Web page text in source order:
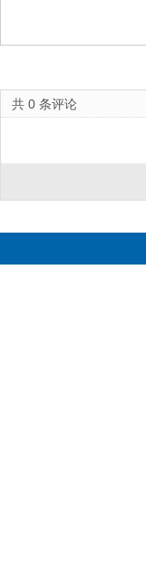
共 0 条评论